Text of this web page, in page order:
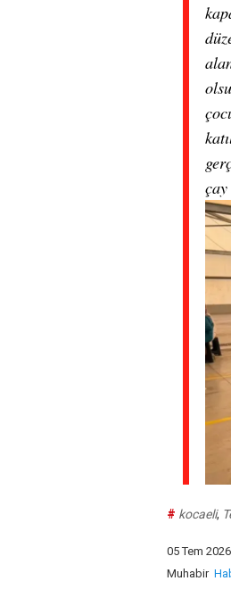
# kocaeli,
05 Tem
Muhabir